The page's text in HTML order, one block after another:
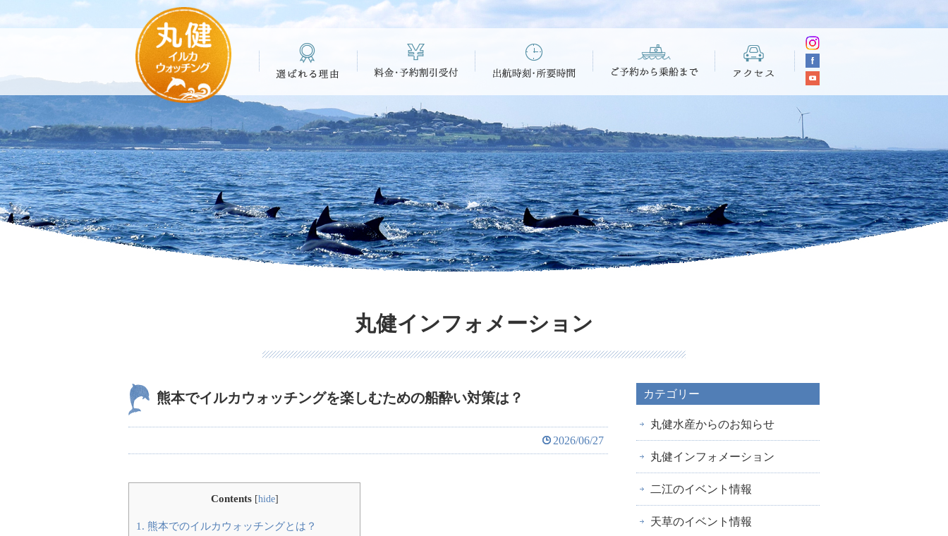
丸健インフォメーション
熊本でイルカウォッチングを楽しむための船酔い対策は？
2026/06/27
Contents [hide]
1. 熊本でのイルカウォッチングとは？
カテゴリー
丸健水産からのお知らせ
丸健インフォメーション
二江のイベント情報
天草のイベント情報